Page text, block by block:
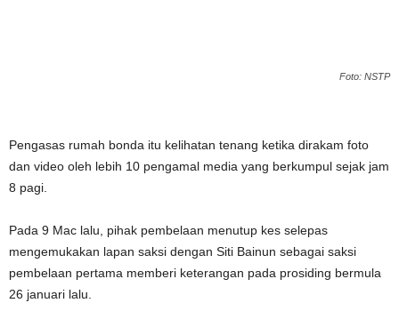
Foto: NSTP
Pengasas rumah bonda itu kelihatan tenang ketika dirakam foto
dan video oleh lebih 10 pengamal media yang berkumpul sejak jam
8 pagi.
Pada 9 Mac lalu, pihak pembelaan menutup kes selepas
mengemukakan lapan saksi dengan Siti Bainun sebagai saksi
pembelaan pertama memberi keterangan pada prosiding bermula
26 januari lalu.